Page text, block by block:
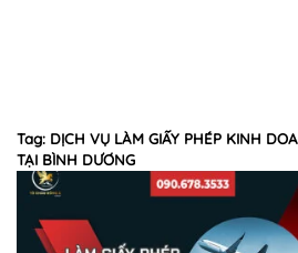
Tag: DỊCH VỤ LÀM GIẤY PHÉP KINH
TẠI BÌNH DƯƠNG